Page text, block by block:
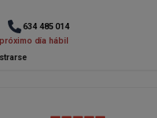
634 485 014
día hábil